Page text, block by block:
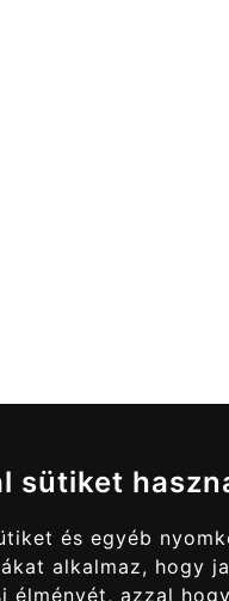
sütiket
és egyéb
alkalmaz, hogy
élményét, azzal